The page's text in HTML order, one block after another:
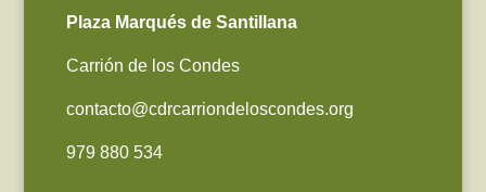
Plaza Marqués de Santillana
Carrión de los Condes
contacto@cdrcarriondeloscondes.org
979 880 534